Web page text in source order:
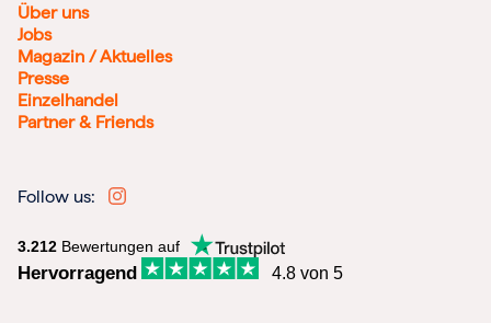
Über uns
Jobs
Magazin / Aktuelles
Presse
Einzelhandel
Partner & Friends
Follow us:
3.212 Bewertungen auf
Hervorragend 4.8 von 5